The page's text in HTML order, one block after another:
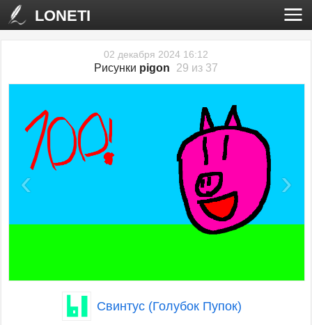
LONETI
02 декабря 2024 16:12
Рисунки pigon 29 из 37
‹ ›
Свинтус (Голубок Пупок)